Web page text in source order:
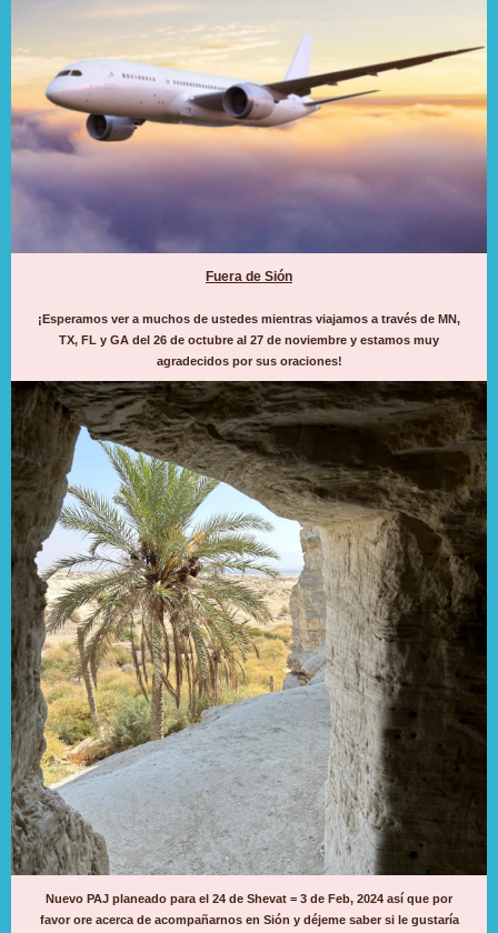
Fuera de Sión
¡Esperamos ver a muchos de ustedes mientras viajamos a través de MN,
TX, FL y GA del 26 de octubre al 27 de noviembre y estamos muy
agradecidos por sus oraciones!
Nuevo PAJ planeado para el 24 de Shevat = 3 de Feb, 2024 así que por
favor ore acerca de acompañarnos en Sión y déjeme saber si le gustaría